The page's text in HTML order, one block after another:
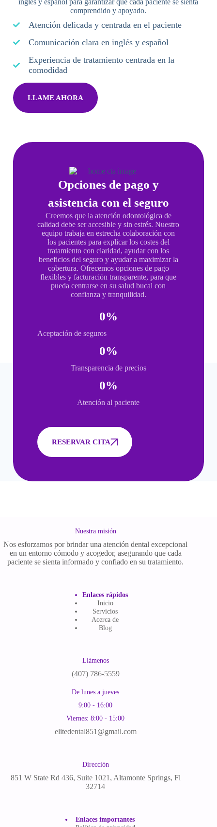
comprendido y apoyado.
Atención delicada y centrada en el paciente
Comunicación clara en inglés y español
Experiencia de tratamiento centrada en la
comodidad
LLAME AHORA
Opciones de pago y
asistencia con el seguro
Creemos que la atención odontológica de
calidad debe ser accesible y sin estrés. Nuestro
equipo trabaja en estrecha colaboración con
los pacientes para explicar los costes del
tratamiento con claridad, ayudar con los
beneficios del seguro y ayudar a maximizar la
cobertura. Ofrecemos opciones de pago
flexibles y facturación transparente, para que
pueda centrarse en su salud bucal con
confianza y tranquilidad.
Aceptación de seguros
0%
Transparencia de precios
0%
Atención al paciente
0%
RESERVAR CITA
Nuestra misión
Nos esforzamos por brindar una atención dental excepcional
en un entorno cómodo y acogedor, asegurando que cada
paciente se sienta informado y confiado en su tratamiento.
Enlaces rápidos
Inicio
Servicios
Acerca de
Blog
Llámenos
(407) 786-5559
De lunes a jueves
9:00 - 16:00
Viernes: 8:00 - 15:00
elitedental851@gmail.com
Dirección
851 W State Rd 436, Suite 1021, Altamonte Springs, Fl
32714
Enlaces importantes